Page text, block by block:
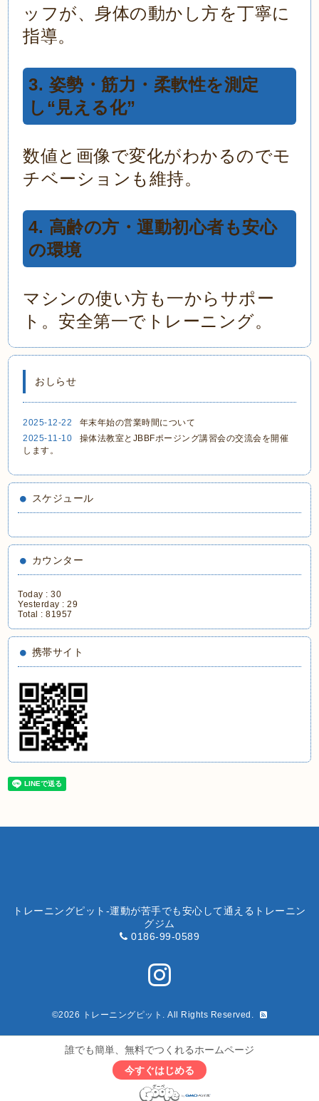
ッフが、身体の動かし方を丁寧に
指導。
3. 姿勢・筋力・柔軟性を測定
し“見える化”
数値と画像で変化がわかるのでモ
チベーションも維持。
4. 高齢の方・運動初心者も安心
の環境
マシンの使い方も一からサポー
ト。安全第一でトレーニング。
おしらせ
2025-12-22
年末年始の営業時間について
2025-11-10
操体法教室とJBBFポージング講習会の交流会を開催
します。
スケジュール
カウンター
Today :30
Yesterday :29
Total :81957
携帯サイト
トレーニングピット-運動が苦手でも安心して通えるトレーニン
グジム
0186-99-0589
©2026 トレーニングピット . All Rights Reserved.
誰でも簡単、無料でつくれるホームページ
今すぐはじめる